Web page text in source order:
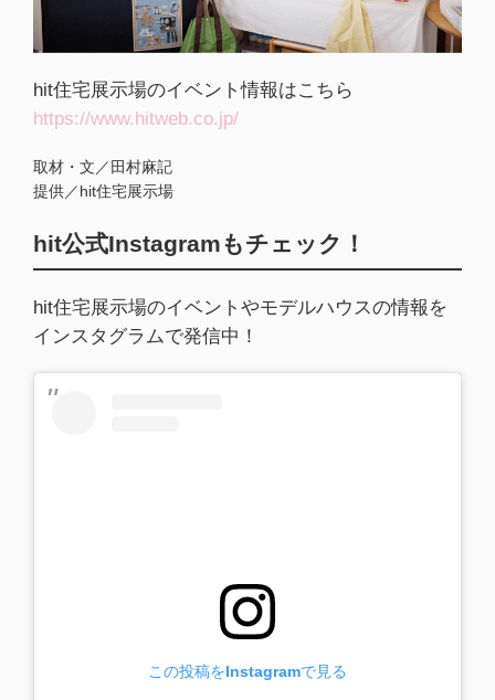
hit住宅展示場のイベント情報はこちら
https://www.hitweb.co.jp/
取材・文／田村麻記
提供／hit住宅展示場
hit公式Instagramもチェック！
hit住宅展示場のイベントやモデルハウスの情報を
インスタグラムで発信中！
この投稿をInstagramで見る